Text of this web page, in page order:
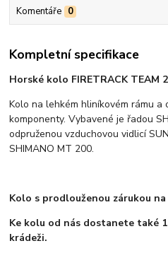
Komentáře 0
Kompletní specifikace
Horské kolo FIRETRACK TEAM
Kolo na lehkém hliníkovém rámu a
komponenty. Vybavené je řadou
odpruženou vzduchovou vidlicí
SHIMANO MT 200.
Kolo s prodlouženou zárukou na
Ke kolu od nás dostanete také
krádeži.